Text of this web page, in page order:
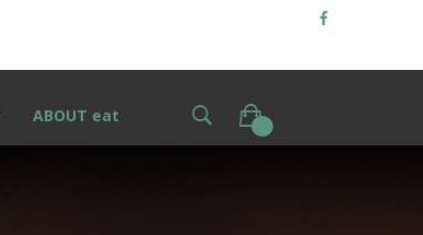
ABOUT eat